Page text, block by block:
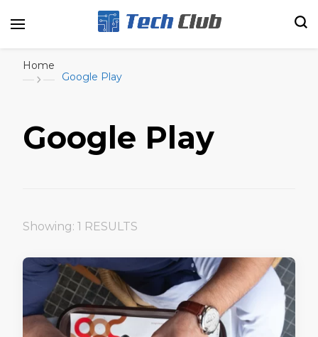
Home
Google Play
Google Play
Showing: 1 RESULTS